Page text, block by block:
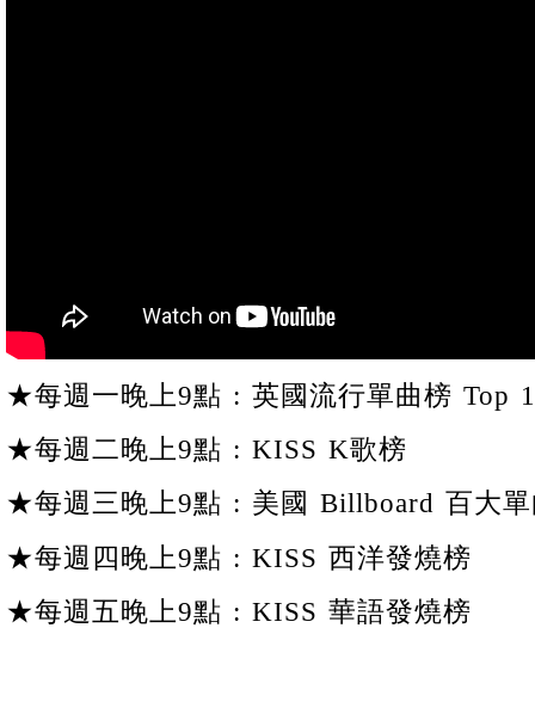
★每週一晚上9點 : 英國流行單曲榜 Top
★每週二晚上9點 : KISS K歌榜
★每週三晚上9點 : 美國 Billboard 百大
★每週四晚上9點 : KISS 西洋發燒榜
★每週五晚上9點 : KISS 華語發燒榜